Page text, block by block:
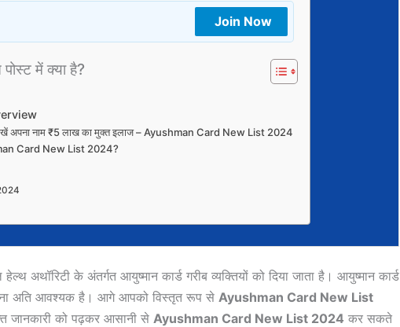
Join Now
में क्या है?
अपना नाम ₹5 लाख का मुक्त इलाज – Ayushman Card New List 2024
Card New List 2024?
अथॉरिटी के अंतर्गत आयुष्मान कार्ड गरीब व्यक्तियों को दिया जाता है। आयुष्मान कार्ड
अति आवश्यक है। आगे आपको विस्तृत रूप से Ayushman Card New List
जानकारी को पढ़कर आसानी से Ayushman Card New List 2024 कर सकते